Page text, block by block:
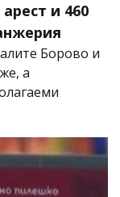
и 460
Борово и
а